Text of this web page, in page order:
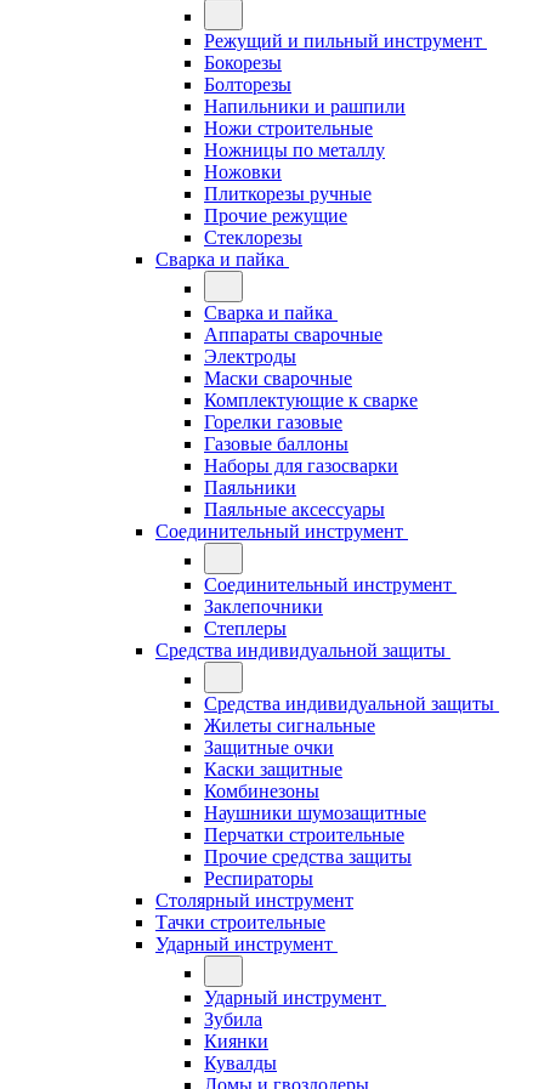
Режущий и пильный инструмент
Бокорезы
Болторезы
Напильники и рашпили
Ножи строительные
Ножницы по металлу
Ножовки
Плиткорезы ручные
Прочие режущие
Стеклорезы
Сварка и пайка
Сварка и пайка
Аппараты сварочные
Электроды
Маски сварочные
Комплектующие к сварке
Горелки газовые
Газовые баллоны
Наборы для газосварки
Паяльники
Паяльные аксессуары
Соединительный инструмент
Соединительный инструмент
Заклепочники
Степлеры
Средства индивидуальной защиты
Средства индивидуальной защиты
Жилеты сигнальные
Защитные очки
Каски защитные
Комбинезоны
Наушники шумозащитные
Перчатки строительные
Прочие средства защиты
Респираторы
Столярный инструмент
Тачки строительные
Ударный инструмент
Ударный инструмент
Зубила
Киянки
Кувалды
Ломы и гвоздодеры